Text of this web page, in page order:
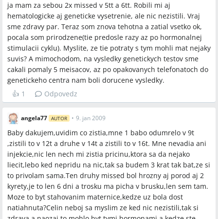
Po opakovaných potratov sa odporúča vyšetriť
hematologické, genetické, endokrinologické a infekčné
príčiny.
Trombofilné stavy (MTHFR, APS) boli uvedené ako zistená
príčina u viacerých žien a tieto stavy sa v mnohých
prípadoch liečili nízkomolekulovým heparínom počas
tehotenstva.
Čakacie doby na výsledky sú významné a ovplyvňujú
načasovanie ďalších snáh o otehotnenie (hematológia často
1–3 mesiace, genetika 1–5 mesiacov).
Sporné názory
Genetika: niektoré názory tvrdia, že genetické vyšetrenia
kontrolujú len karyotypy a sú „povrchné“, zatiaľ čo iné
názory považujú genetiku za dôležitú pre vylúčenie
chromozomálnych chýb.
Imunológia: niektoré ženy odporúčajú imunologické testy pri
skorých stratách, iné považujú imunologické vyšetrenia za
ne vždy nevyhnutné pri stratách v neskorších štádiách.
ja mam za sebou 2x missed v 5tt a 6tt. Robili mi aj
hematologicke aj geneticke vysetrenie, ale nic nezistili. Vraj
sme zdravy par. Teraz som znova tehotna a zatial vsetko ok,
pocala som prirodzene(tie predosle razy az po hormonalnej
stimulacii cyklu). Myslite, ze tie potraty s tym mohli mat nejaky
suvis? A mimochodom, na vysledky genetickych testov sme
cakali pomaly 5 meisacov, az po opakovanych telefonatoch do
genetickeho centra nam boli dorucene vysledky.
👍 1 Odpovedz
angela77 AUTOR • 9. jan 2009
Baby dakujem,uvidim co zistia,mne 1 babo odumrelo v 9t
,zistili to v 12t a druhe v 14t a zistili to v 16t. Mne nevadia ani
injekcie,nic len nech mi zistia pricinu,ktora sa da nejako
liecit,lebo ked nepridu na nic,tak sa budem 3 krat tak bat,ze si
to privolam sama.Ten druhy missed bol hrozny aj porod aj 2
kyrety,je to len 6 dni a trosku ma picha v brusku,len sem tam.
Moze to byt stahovanim maternice,kedze uz bola dost
natiahnuta?Celin neboj sa myslim ze ked nic nezistili,tak si